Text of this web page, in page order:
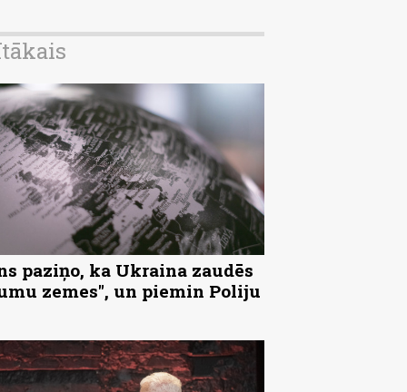
paziņo, ka Ukraina zaudēs
zemes", un piemin Poliju